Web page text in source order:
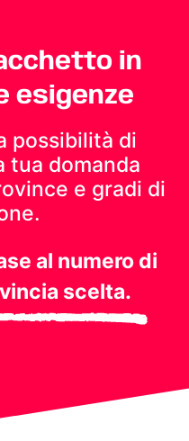
in
esigenze
possibilità di
tua domanda
e gradi di
al numero di
scelta.